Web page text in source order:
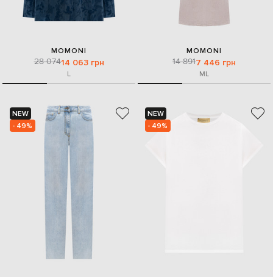
MOMONI
28 07414 063 грн
L
MOMONI
14 8917 446 грн
ML
NEW
- 49%
NEW
- 49%